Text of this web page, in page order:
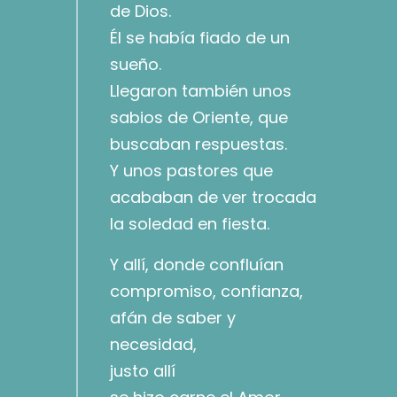
de Dios.
Él se había fiado de un
sueño.
Llegaron también unos
sabios de Oriente, que
buscaban respuestas.
Y unos pastores que
acababan de ver trocada
la soledad en fiesta.
Y allí, donde confluían
compromiso, confianza,
afán de saber y
necesidad,
justo allí